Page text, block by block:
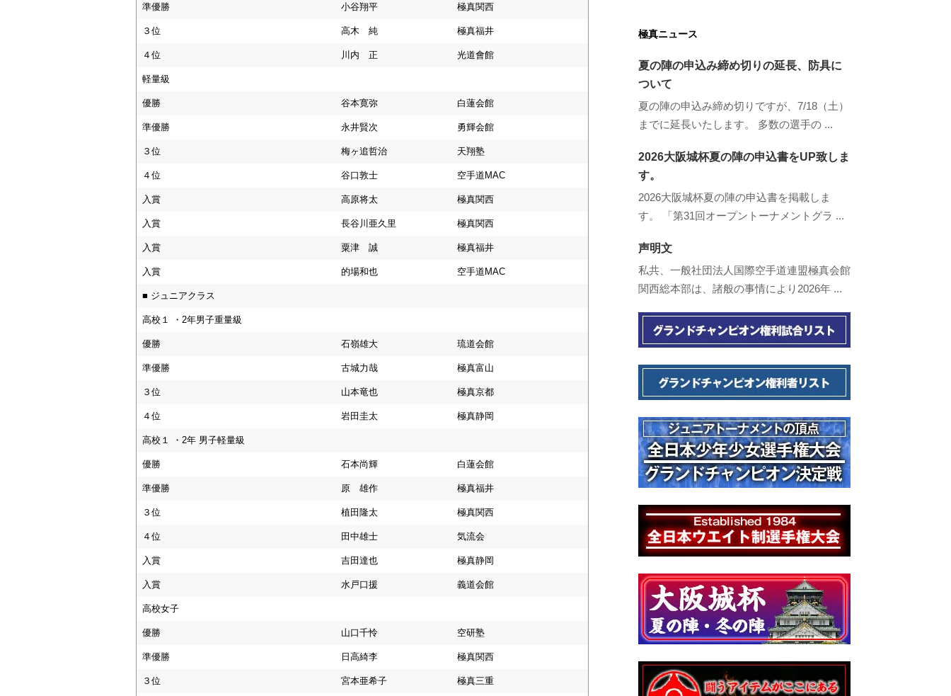
準優勝 小谷翔平 極真関西
３位 高木 純 極真福井
４位 川内 正 光道會館
軽量級
優勝 谷本寛弥 白蓮会館
準優勝 永井賢次 勇輝会館
３位 梅ヶ追哲治 天翔塾
４位 谷口敦士 空手道MAC
入賞 高原将太 極真関西
入賞 長谷川亜久里 極真関西
入賞 粟津 誠 極真福井
入賞 的場和也 空手道MAC
■ ジュニアクラス
高校１ ・2年男子重量級
優勝 石嶺雄大 琉道会館
準優勝 古城力哉 極真富山
３位 山本竜也 極真京都
４位 岩田圭太 極真静岡
高校１ ・2年 男子軽量級
優勝 石本尚輝 白蓮会館
準優勝 原 雄作 極真福井
３位 植田隆太 極真関西
４位 田中雄士 気流会
入賞 吉田達也 極真静岡
入賞 水戸口援 義道会館
高校女子
優勝 山口千怜 空研塾
準優勝 日高綺李 極真関西
３位 宮本亜希子 極真三重
極真ニュース
夏の陣の申込み締め切りの延長、防具に
ついて
夏の陣の申込み締め切りですが、7/18（土）
までに延長いたします。 多数の選手の ...
2026大阪城杯夏の陣の申込書をUP致しま
す。
2026大阪城杯夏の陣の申込書を掲載しま
す。 「第31回オープントーナメントグラ ...
声明文
私共、一般社団法人国際空手道連盟極真会館
関西総本部は、諸般の事情により2026年 ...